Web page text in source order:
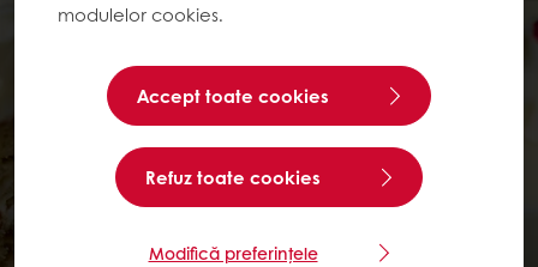
modulelor cookies.
Accept toate cookies
Refuz toate cookies
Modifică preferințele